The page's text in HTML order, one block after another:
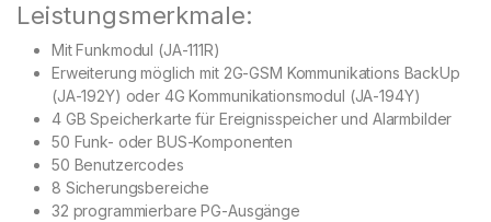
Leistungsmerkmale:
Mit Funkmodul (JA-111R)
Erweiterung möglich mit 2G-GSM Kommunikations BackUp
(JA-192Y) oder 4G Kommunikationsmodul (JA-194Y)
4 GB Speicherkarte für Ereignisspeicher und Alarmbilder
50 Funk- oder BUS-Komponenten
50 Benutzercodes
8 Sicherungsbereiche
32 programmierbare PG-Ausgänge